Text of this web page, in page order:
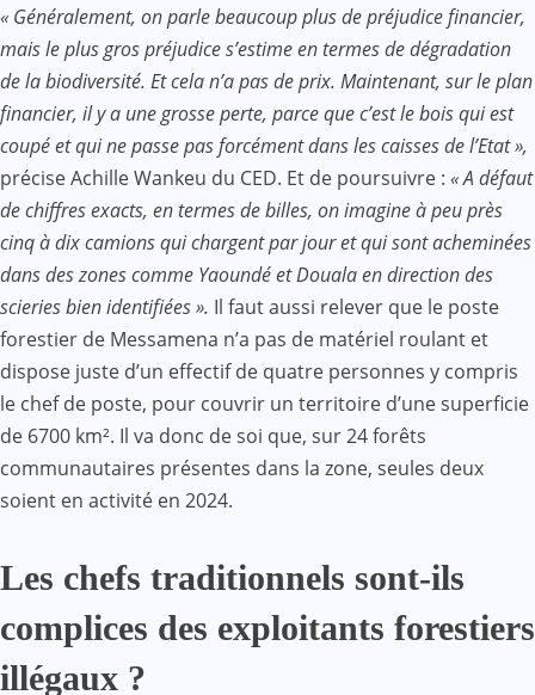
« Généralement, on parle beaucoup plus de préjudice financier,
mais le plus gros préjudice s’estime en termes de dégradation
de la biodiversité. Et cela n’a pas de prix. Maintenant, sur le plan
financier, il y a une grosse perte, parce que c’est le bois qui est
coupé et qui ne passe pas forcément dans les caisses de l’Etat »,
précise Achille Wankeu du CED. Et de poursuivre : « A défaut
de chiffres exacts, en termes de billes, on imagine à peu près
cinq à dix camions qui chargent par jour et qui sont acheminées
dans des zones comme Yaoundé et Douala en direction des
scieries bien identifiées ». Il faut aussi relever que le poste
forestier de Messamena n’a pas de matériel roulant et
dispose juste d’un effectif de quatre personnes y compris
le chef de poste, pour couvrir un territoire d’une superficie
de 6700 km². Il va donc de soi que, sur 24 forêts
communautaires présentes dans la zone, seules deux
soient en activité en 2024.
Les chefs traditionnels sont-ils
complices des exploitants forestiers
illégaux ?